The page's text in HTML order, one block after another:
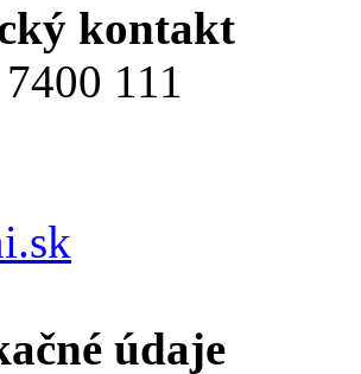
kontakt
111
údaje